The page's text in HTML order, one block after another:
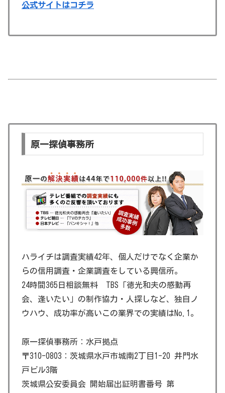
公式サイトはコチラ
原一探偵事務所
ハライチは調査実績42年、個人だけでなく企業か
らの信用調査・企業調査をしている興信所。
24時間365日相談無料 TBS「徳光和夫の感動再
会、逢いたい」の制作協力・人探しなど、独自ノ
ウハウ、成功率が高いこの業界での実績はNo.1。
原一探偵事務所：水戸拠点
〒310-0803：茨城県水戸市城南2丁目1-20 井門水
戸ビル3階
茨城県公安委員会 開始届出証明書番号 第